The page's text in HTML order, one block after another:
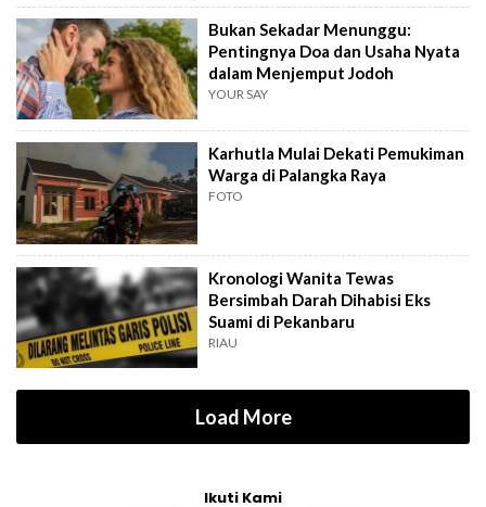
Bukan Sekadar Menunggu:
Pentingnya Doa dan Usaha Nyata
dalam Menjemput Jodoh
YOUR SAY
Karhutla Mulai Dekati Pemukiman
Warga di Palangka Raya
FOTO
Kronologi Wanita Tewas
Bersimbah Darah Dihabisi Eks
Suami di Pekanbaru
RIAU
Load More
Ikuti Kami